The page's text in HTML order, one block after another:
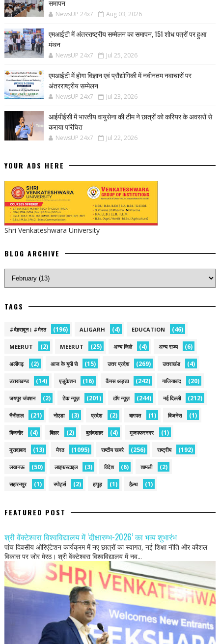
समापन
NewsUP 24x7 Aug 03, 2026
एमआईटी में अंतरराष्ट्रीय सम्मेलन का समापन, 151 शोध पत्रों पर हुआ
मंथन
NewsUP 24x7 Jul 25, 2026
एमआईटी में होगा विज्ञान एवं प्रौद्योगिकी में नवीनतम नवाचारों पर
अंतरराष्ट्रीय सम्मेलन
NewsUP 24x7 Jul 23, 2026
आईपीईसी में भारतीय वायुसेना की टीम ने छात्रों को करियर के अवसरों से
कराया परिचित
NewsUP 24x7 Jul 22, 2026
YOUR ADS HERE
Shri Venkateshwara University
BLOG ARCHIVE
TAGS
#देहरादून। #मेरठ (196) ALIGARH (4) EDUCATION (46)
MEERUT (2) MEERUT (25) अन्य जिले (4) अन्य राज्य (6)
अलीगढ़ (2) आज के यूपी से (15) उत्तर प्रदेश (269) उत्तराखंड (4)
उत्तराखण्ड (14) एजुकेशन (16) कैंपस अड्डा (242) गाजियाबाद (20)
जयपुर जंक्शन (2) टेक न्यूज़ (201) टॉप न्यूज़ (244) नई द‍िल्ली (212)
नैनीताल (21) नोएडा (3) प्रदेश (2) बागपत (1) बिजनेस (1)
बिजनौर (4) बिहार (2) बुलंदशहर (4) मुजफ्फरनगर (1)
मुरादाबाद (13) मेरठ (1095) राष्टीय खबरे (256) राष्ट्रीय (192)
लखनऊ (50) लाइफस्टाइल (3) विदेश (6) शामली (2)
सहारनपुर (1) स्पोर्ट्स (2) हापुड़ (1) हैल्थ (1)
FEATURED POST
श्री वेंक्टेश्वरा विश्वविद्यालय में ‘दीक्षारम्भ-2026’ का भव्य शुभारंभ
पांच दिवसीय ओरिएंटेशन कार्यक्रम में नए छात्रों का स्वागत, नई शिक्षा नीति और कौशल
विकास पर जोर मेरठ। श्री वेंक्टेश्वरा विश्वविद्यालय में नव...